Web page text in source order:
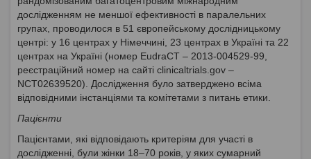
дослідженням не меншої ефективності в паралельних
групах, проводилося в 51 європейському дослідницькому
центрі: у 16 центрах у Німеччині, 23 центрах в Україні та 22
центрах на Україні (номер EudraCT – 2013-004529-99,
реєстраційний номер на сайті clinicaltrials.gov –
NCT02639520). Дослідження було затверджено всіма
відповідними інстанціями та комітетами з питань етики.
Пацієнти
Пацієнтами, які відповідають критеріям для участі в
дослідженні, були жінки 18–70 років, у яких сумарний